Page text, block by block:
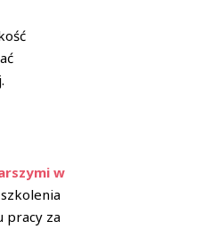
w
pracy za